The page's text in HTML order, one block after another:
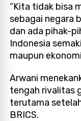
“Kita tidak bisa
sebagai negara
dan ada pihak-
Indonesia
maupun
Arwani
tengah rivalitas
terutama
BRICS.